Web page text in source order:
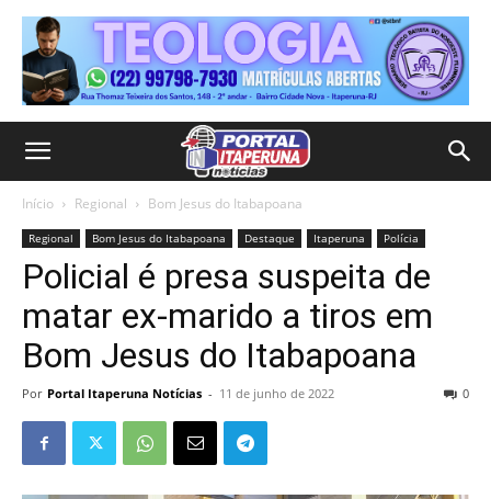
Início Regional Bom Jesus do Itabapoana
Regional Bom Jesus do Itabapoana Destaque Itaperuna Polícia
Policial é presa suspeita de
matar ex-marido a tiros em
Bom Jesus do Itabapoana
Por Portal Itaperuna Notícias - 11 de junho de 2022 0